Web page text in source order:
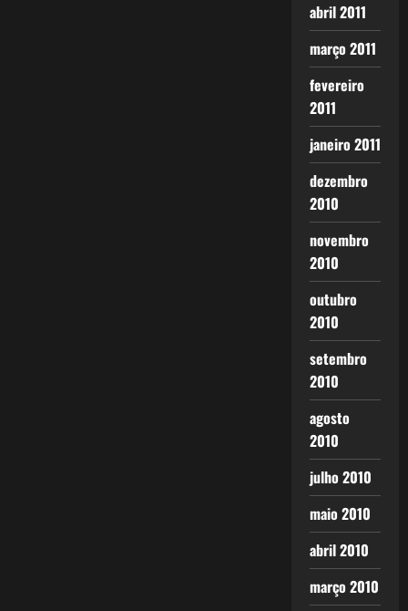
abril 2011
março 2011
fevereiro
2011
janeiro 2011
dezembro
2010
novembro
2010
outubro
2010
setembro
2010
agosto
2010
julho 2010
maio 2010
abril 2010
março 2010